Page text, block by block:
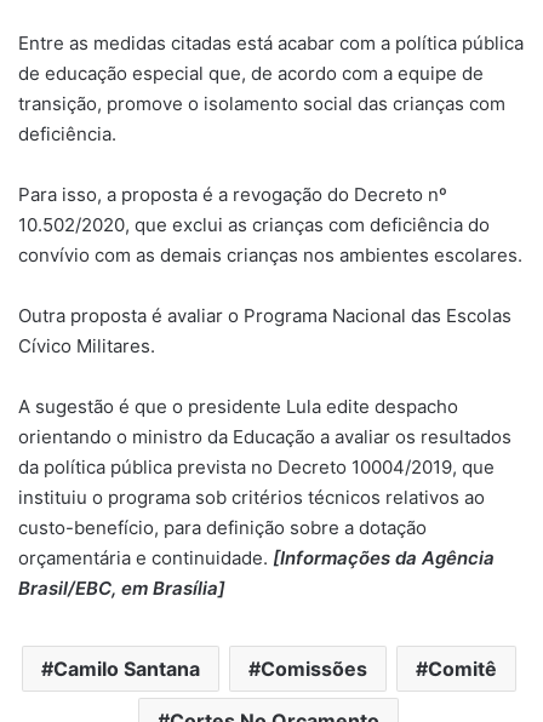
Entre as medidas citadas está acabar com a política pública
de educação especial que, de acordo com a equipe de
transição, promove o isolamento social das crianças com
deficiência.
Para isso, a proposta é a revogação do Decreto nº
10.502/2020, que exclui as crianças com deficiência do
convívio com as demais crianças nos ambientes escolares.
Outra proposta é avaliar o Programa Nacional das Escolas
Cívico Militares.
A sugestão é que o presidente Lula edite despacho
orientando o ministro da Educação a avaliar os resultados
da política pública prevista no Decreto 10004/2019, que
instituiu o programa sob critérios técnicos relativos ao
custo-benefício, para definição sobre a dotação
orçamentária e continuidade. [Informações da Agência
Brasil/EBC, em Brasília]
Camilo Santana Comissões Comitê